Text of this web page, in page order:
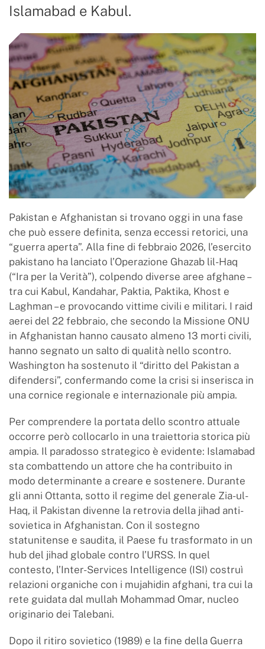
Islamabad e Kabul.
Pakistan e Afghanistan si trovano oggi in una fase
che può essere definita, senza eccessi retorici, una
“guerra aperta”. Alla fine di febbraio 2026, l’esercito
pakistano ha lanciato l’Operazione Ghazab lil-Haq
(“Ira per la Verità”), colpendo diverse aree afghane –
tra cui Kabul, Kandahar, Paktia, Paktika, Khost e
Laghman – e provocando vittime civili e militari. I raid
aerei del 22 febbraio, che secondo la Missione ONU
in Afghanistan hanno causato almeno 13 morti civili,
hanno segnato un salto di qualità nello scontro.
Washington ha sostenuto il “diritto del Pakistan a
difendersi”, confermando come la crisi si inserisca in
una cornice regionale e internazionale più ampia.
Per comprendere la portata dello scontro attuale
occorre però collocarlo in una traiettoria storica più
ampia. Il paradosso strategico è evidente: Islamabad
sta combattendo un attore che ha contribuito in
modo determinante a creare e sostenere. Durante
gli anni Ottanta, sotto il regime del generale Zia-ul-
Haq, il Pakistan divenne la retrovia della jihad anti-
sovietica in Afghanistan. Con il sostegno
statunitense e saudita, il Paese fu trasformato in un
hub del jihad globale contro l’URSS. In quel
contesto, l’Inter-Services Intelligence (ISI) costruì
relazioni organiche con i mujahidin afghani, tra cui la
rete guidata dal mullah Mohammad Omar, nucleo
originario dei Talebani.
Dopo il ritiro sovietico (1989) e la fine della Guerra